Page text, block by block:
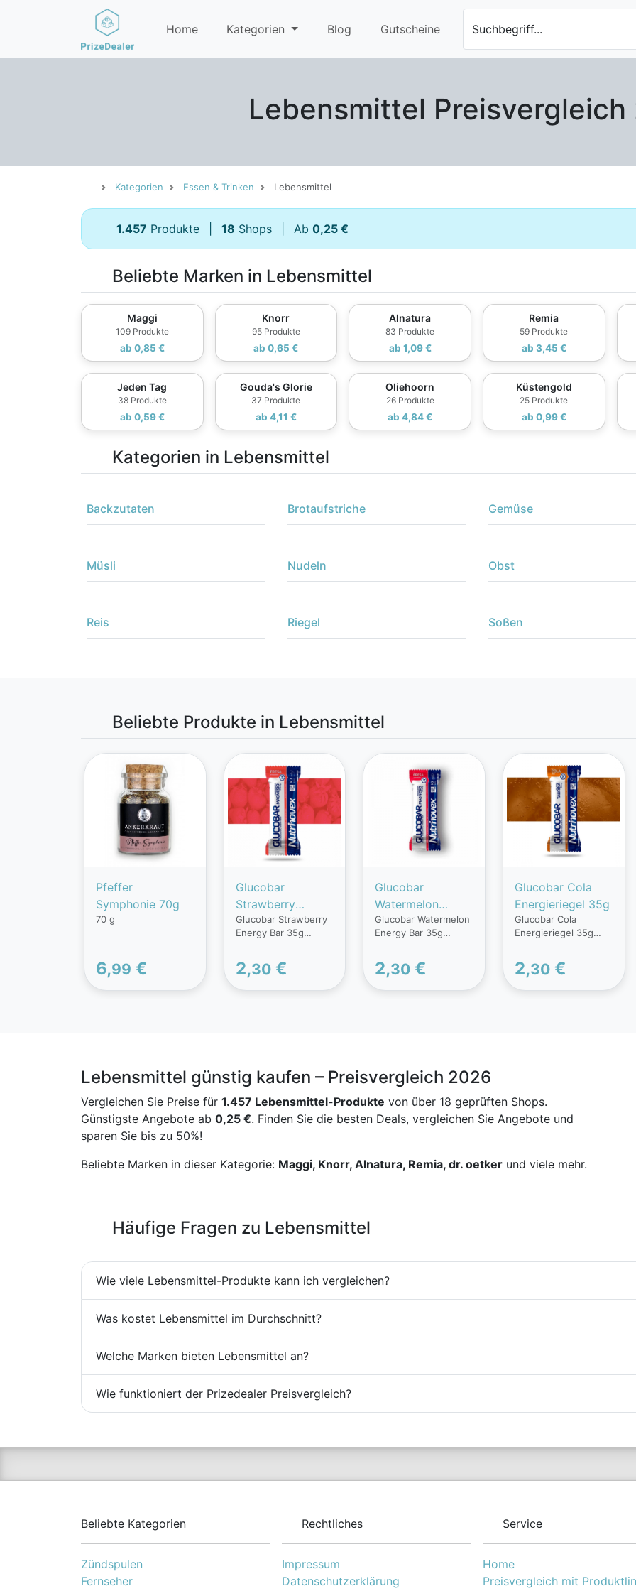
Home Kategorien Blog Gutscheine Suchbegriff...
Lebensmittel Preisvergleich
Kategorien Essen & Trinken Lebensmittel
1.457 Produkte 18 Shops Ab 0,25 €
Beliebte Marken in Lebensmittel
Maggi
109 Produkte
ab 0,85 €
Knorr
95 Produkte
ab 0,65 €
Alnatura
83 Produkte
ab 1,09 €
Remia
59 Produkte
ab 3,45 €
Jeden Tag
38 Produkte
ab 0,59 €
Gouda's Glorie
37 Produkte
ab 4,11 €
Oliehoorn
26 Produkte
ab 4,84 €
Küstengold
25 Produkte
ab 0,99 €
Kategorien in Lebensmittel
Backzutaten Brotaufstriche Gemüse
Müsli Nudeln Obst
Reis Riegel Soßen
Beliebte Produkte in Lebensmittel
Pfeffer
Symphonie 70g
70 g
6,99 €
Glucobar
Strawberry
Energy Bar 35g
Glucobar Strawberry
Energy Bar 35g
Energieriegel aus
Fruchtfleisch und
Kohlenhydraten mit
2,30€
Glucobar
Watermelon
Energy Bar 35g
Glucobar Watermelon
Energy Bar 35g
Energieriegel aus
Fruchtfleisch und
Kohlenhydraten mit
2,30 €
Glucobar Cola
Energieriegel 35g
Glucobar Cola
Energieriegel 35g
Energieriegel aus
Fruchtfleisch und
Kohlenhydraten mit
2,30€
Lebensmittel günstig kaufen – Preisvergleich 2026
Vergleichen Sie Preise für 1.457 Lebensmittel-Produkte von über 18 geprüften Shops.
Günstigste Angebote ab 0,25 €. Finden Sie die besten Deals, vergleichen Sie Angebote und
sparen Sie bis zu 50%!
Beliebte Marken in dieser Kategorie: Maggi, Knorr, Alnatura, Remia, dr. oetker und viele mehr.
Häufige Fragen zu Lebensmittel
Wie viele Lebensmittel-Produkte kann ich vergleichen?
Was kostet Lebensmittel im Durchschnitt?
Welche Marken bieten Lebensmittel an?
Wie funktioniert der Prizedealer Preisvergleich?
Beliebte Kategorien
Zündspulen
Fernseher
Rechtliches
Impressum
Datenschutzerklärung
Service
Home
Preisvergleich mit